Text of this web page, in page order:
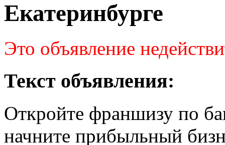
Екатеринбурге
Это объявление
Текст объявления:
Откройте франшизу по
начните прибыльный